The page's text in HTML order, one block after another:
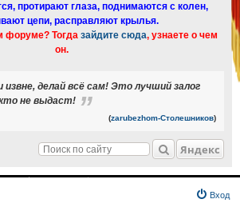
протирают глаза, поднимаются с колен,
цепи, расправляют крылья.
форуме? Тогда зайдите сюда, узнаете о чем
он.
делай всё сам! Это лучший залог
не выдаст!
(zarubezhom-Столешников)
Яндекс
Вход